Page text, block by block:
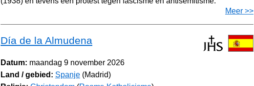
Meer >>
Día de la Almudena
Datum: maandag 9 november 2026
Land / gebied: Spanje (Madrid)